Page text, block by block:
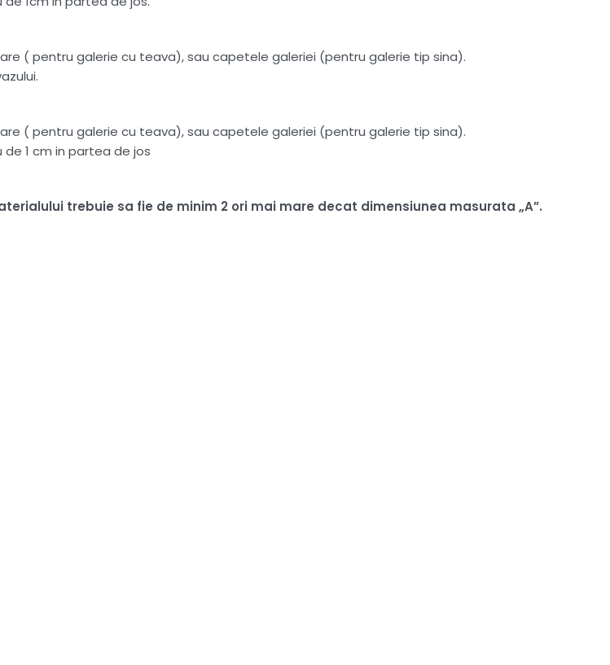
( pentru galerie cu teava), sau capetele galeriei (pentru galerie tip sina).
( pentru galerie cu teava), sau capetele galeriei (pentru galerie tip sina).
1 cm in partea de jos
trebuie sa fie de minim 2 ori mai mare decat dimensiunea masurata „A”.